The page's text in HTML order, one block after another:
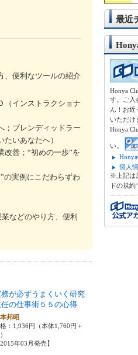
、便利なツールの紹介
（インストラクショナ
ブレンディッドラー
いあなたへ）
善；“初めの一歩”を
実例にこだわらずわ
などのやり方、便利
が必ずうまくいく研究
任の仕事術５５の心得
邦昭
：1,936円（本体1,760円＋
2015年03月発売】
最近
Honya
す。ご入
ん！お近
いただけ
Honya
い。
個人
※上記は
ドの規約